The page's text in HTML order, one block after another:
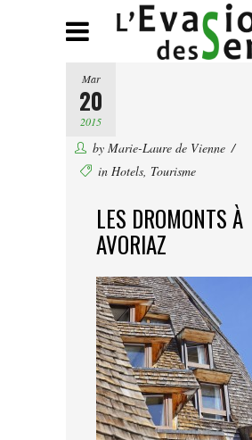
Mar
20
2015
by Marie-Laure de Vienne
in Hotels, Tourisme
LES DROMONTS À
AVORIAZ